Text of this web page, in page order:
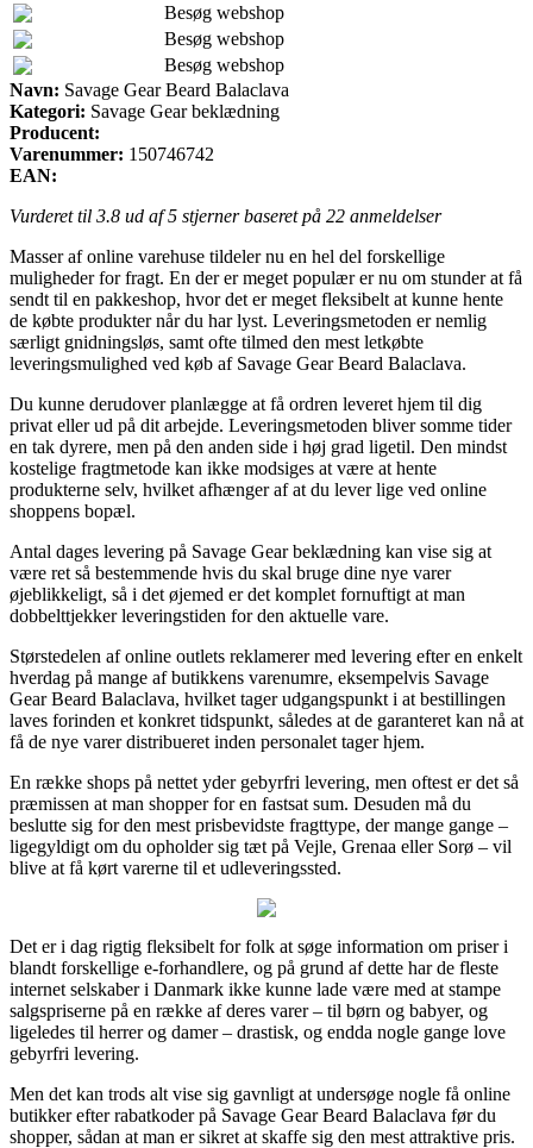
Besøg webshop
Besøg webshop
Besøg webshop
Navn: Savage Gear Beard Balaclava
Kategori: Savage Gear beklædning
Producent:
Varenummer: 150746742
EAN:
Vurderet til 3.8 ud af 5 stjerner baseret på 22 anmeldelser
Masser af online varehuse tildeler nu en hel del forskellige
muligheder for fragt. En der er meget populær er nu om stunder at få
sendt til en pakkeshop, hvor det er meget fleksibelt at kunne hente
de købte produkter når du har lyst. Leveringsmetoden er nemlig
særligt gnidningsløs, samt ofte tilmed den mest letkøbte
leveringsmulighed ved køb af Savage Gear Beard Balaclava.
Du kunne derudover planlægge at få ordren leveret hjem til dig
privat eller ud på dit arbejde. Leveringsmetoden bliver somme tider
en tak dyrere, men på den anden side i høj grad ligetil. Den mindst
kostelige fragtmetode kan ikke modsiges at være at hente
produkterne selv, hvilket afhænger af at du lever lige ved online
shoppens bopæl.
Antal dages levering på Savage Gear beklædning kan vise sig at
være ret så bestemmende hvis du skal bruge dine nye varer
øjeblikkeligt, så i det øjemed er det komplet fornuftigt at man
dobbelttjekker leveringstiden for den aktuelle vare.
Størstedelen af online outlets reklamerer med levering efter en enkelt
hverdag på mange af butikkens varenumre, eksempelvis Savage
Gear Beard Balaclava, hvilket tager udgangspunkt i at bestillingen
laves forinden et konkret tidspunkt, således at de garanteret kan nå at
få de nye varer distribueret inden personalet tager hjem.
En række shops på nettet yder gebyrfri levering, men oftest er det så
præmissen at man shopper for en fastsat sum. Desuden må du
beslutte sig for den mest prisbevidste fragttype, der mange gange –
ligegyldigt om du opholder sig tæt på Vejle, Grenaa eller Sorø – vil
blive at få kørt varerne til et udleveringssted.
Det er i dag rigtig fleksibelt for folk at søge information om priser i
blandt forskellige e-forhandlere, og på grund af dette har de fleste
internet selskaber i Danmark ikke kunne lade være med at stampe
salgspriserne på en række af deres varer – til børn og babyer, og
ligeledes til herrer og damer – drastisk, og endda nogle gange love
gebyrfri levering.
Men det kan trods alt vise sig gavnligt at undersøge nogle få online
butikker efter rabatkoder på Savage Gear Beard Balaclava før du
shopper, sådan at man er sikret at skaffe sig den mest attraktive pris.